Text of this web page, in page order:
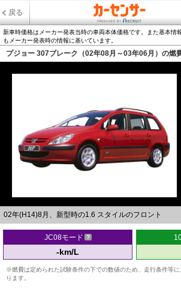
戻る
新車時価格はメーカー発表当時の車両本体価格です。また基本情
もメーカー発表時の情報に基いています。
プジョー 307ブレーク（02年08月～03年06月）の燃
02年(H14)8月、新型時の1.6 スタイルのフロント
JC08モード
-km/L
※燃費は定められた試験条件の下での数値のため、走行条件等
ります。